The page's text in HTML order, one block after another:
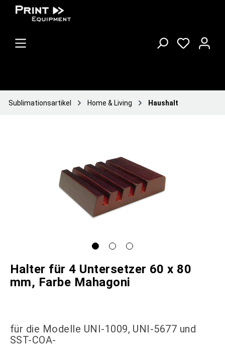
Sublimationsartikel Home & Living Haushalt
Halter für 4 Untersetzer 60 x 80
mm, Farbe Mahagoni
für die Modelle UNI-1009, UNI-5677 und
SST-COA-